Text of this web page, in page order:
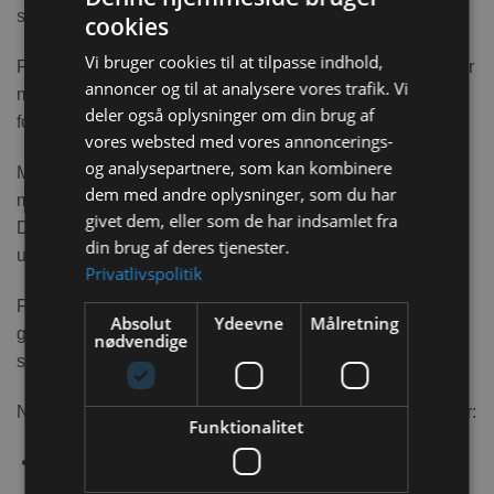
spændende.
For din kanin kaniner er det at snuse sig frem og søge efter
mad en naturlig adfærd, der får deres næser til at arbejde
for føden.
Med snusebrættet fra Bunny Nature bliver jagten på mad
mere spændende og holder kaninerne nyttigt beskæftiget.
Det giver velvære for din kanin at blive aktiveret og
underholdt.
For at gøre godbidderne lettere for din kanin at finde første
gang, kan det spredes løst på matten. For at gøre det
sværere, skal du blot skjule godbidderne dybere i måtten.
Når alle godbidderne er blevet fundet, er der to muligheder:
Måtten fyldes op igen, og den spændende jagt
fortsætter.
cookies
Vi bruger cookies til at tilpasse indhold,
annoncer og til at analysere vores trafik. Vi
deler også oplysninger om din brug af
vores websted med vores annoncerings-
og analysepartnere, som kan kombinere
dem med andre oplysninger, som du har
givet dem, eller som de har indsamlet fra
din brug af deres tjenester.
Privatlivspolitik
Absolut
nødvendige
Ydeevne Målretning
Funktionalitet